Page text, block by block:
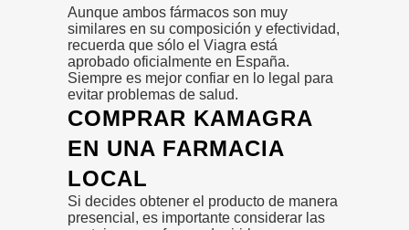
Aunque ambos fármacos son muy
similares en su composición y efectividad,
recuerda que sólo el Viagra está
aprobado oficialmente en España.
Siempre es mejor confiar en lo legal para
evitar problemas de salud.
COMPRAR KAMAGRA
EN UNA FARMACIA
LOCAL
Si decides obtener el producto de manera
presencial, es importante considerar las